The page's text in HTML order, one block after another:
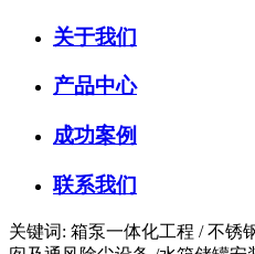
关于我们
产品中心
成功案例
联系我们
关键词: 箱泵一体化工程 / 不锈